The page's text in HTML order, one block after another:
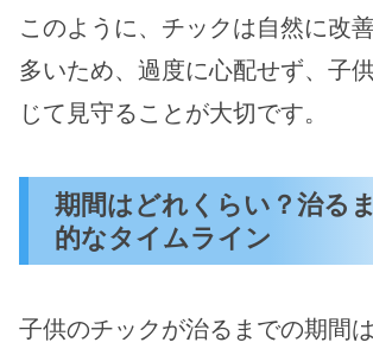
このように、チックは自然に改
多いため、過度に心配せず、子
じて見守ることが大切です。
期間はどれくらい？治る
的なタイムライン
子供のチックが治るまでの期間